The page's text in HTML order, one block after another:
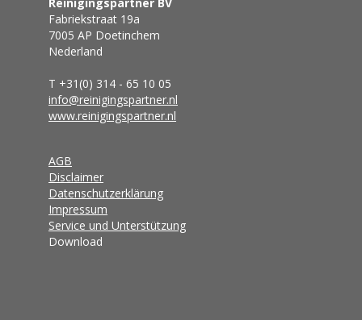
Fabriekstraat 19a
7005 AP Doetinchem
Nederland
T +31(0) 314 - 65 10 05
info@reinigingspartner.nl
www.reinigingspartner.nl
AGB
Disclaimer
Datenschutzerklärung
Impressum
Service und Unterstützung
Download